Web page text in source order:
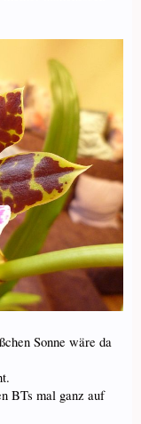
Sonne wäre da
BTs mal ganz auf